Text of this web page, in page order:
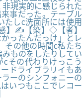
現実的に感じられた
事だった。テーブル
たしc洗面所には使用
】✍【染】◇【者】
ったんだっけ」とレ
その他の時間c私たち
ものをしたりしてい
cその代わりけっこう
ドライブラリイもあ
ーのシンフォニーの
いつもここでレコー